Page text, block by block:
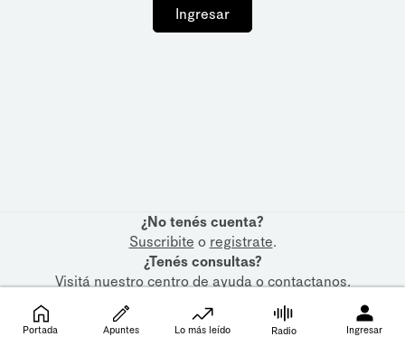
Ingresar
¿No tenés cuenta?
Suscribite o registrate.
¿Tenés consultas?
Visitá nuestrocentro de ayudaocontactanos.
Portada Apuntes Lo más leído Radio Ingresar